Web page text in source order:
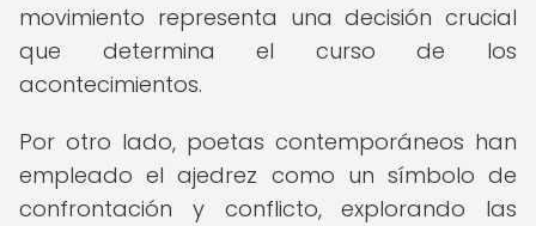
movimiento representa una decisión crucial
que determina el curso de los
acontecimientos.
Por otro lado, poetas contemporáneos han
empleado el ajedrez como un símbolo de
confrontación y conflicto, explorando las